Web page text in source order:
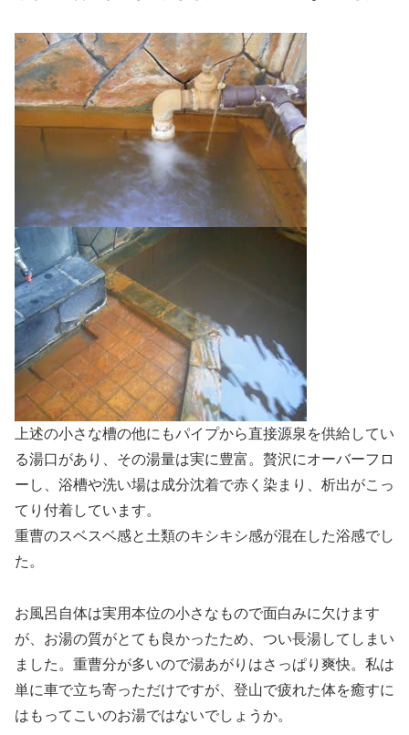
上述の小さな槽の他にもパイプから直接源泉を供給してい
る湯口があり、その湯量は実に豊富。贅沢にオーバーフロ
ーし、浴槽や洗い場は成分沈着で赤く染まり、析出がこっ
てり付着しています。
重曹のスベスベ感と土類のキシキシ感が混在した浴感でし
た。
お風呂自体は実用本位の小さなもので面白みに欠けます
が、お湯の質がとても良かったため、つい長湯してしまい
ました。重曹分が多いので湯あがりはさっぱり爽快。私は
単に車で立ち寄っただけですが、登山で疲れた体を癒すに
はもってこいのお湯ではないでしょうか。